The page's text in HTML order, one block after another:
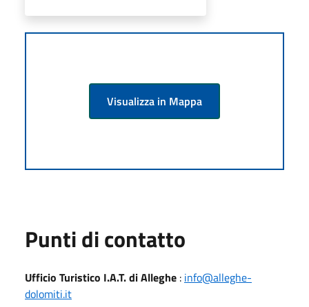
Visualizza in Mappa
Punti di contatto
Ufficio Turistico I.A.T. di Alleghe : info@alleghe-
dolomiti.it